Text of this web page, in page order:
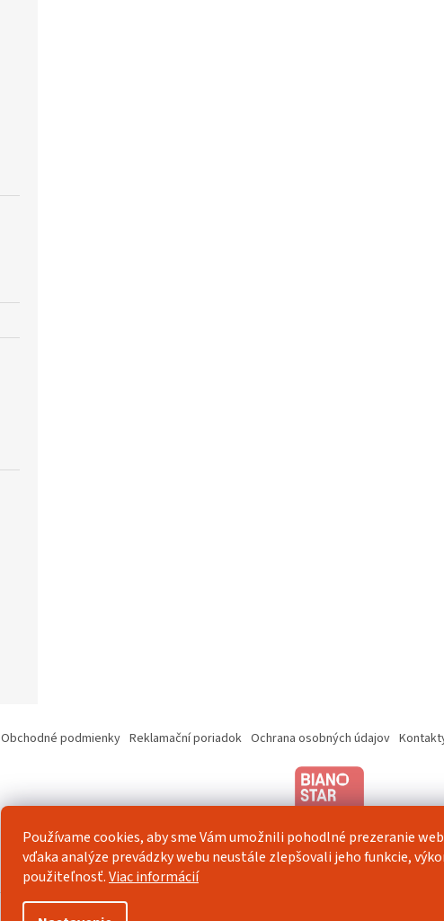
Používame cookies, aby sme Vám umožnili pohodlné prezeranie
vďaka analýze prevádzky webu neustále zlepšovali jeho funkcie,
použiteľnosť.Viac informácií
Obchodné podmienky Reklamační poriadok Ochrana osobných údajov